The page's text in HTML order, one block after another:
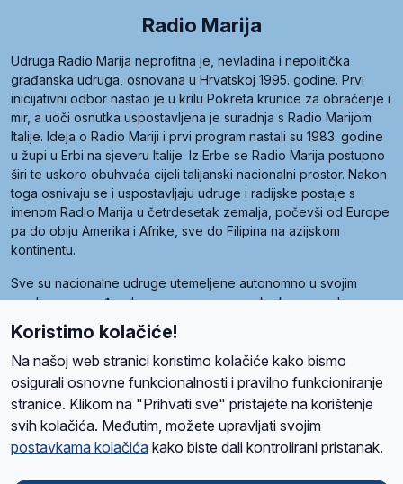
Radio Marija
Udruga Radio Marija neprofitna je, nevladina i nepolitička
građanska udruga, osnovana u Hrvatskoj 1995. godine. Prvi
inicijativni odbor nastao je u krilu Pokreta krunice za obraćenje i
mir, a uoči osnutka uspostavljena je suradnja s Radio Marijom
Italije. Ideja o Radio Mariji i prvi program nastali su 1983. godine
u župi u Erbi na sjeveru Italije. Iz Erbe se Radio Marija postupno
širi te uskoro obuhvaća cijeli talijanski nacionalni prostor. Nakon
toga osnivaju se i uspostavljaju udruge i radijske postaje s
imenom Radio Marija u četrdesetak zemalja, počevši od Europe
pa do obiju Amerika i Afrike, sve do Filipina na azijskom
kontinentu.
Sve su nacionalne udruge utemeljene autonomno u svojim
zemljama, a međusobna su povezane preko krovne udruge
pod nazivom Svjetska obitelj Radio Marije (World Family of
Radio Maria). Svjetsku obitelj utemeljilo je sedam članica, među
kojima je i hrvatska Udruga Radio Marija.
O namaRadio ProgramVolonteriPrijateljiKontaktPravila privatnosti
Koristimo kolačiće!
Na našoj web stranici koristimo kolačiće kako bismo
osigurali osnovne funkcionalnosti i pravilno funkcioniranje
stranice. Klikom na "Prihvati sve" pristajete na korištenje
svih kolačića. Međutim, možete upravljati svojim
postavkama kolačića kako biste dali kontrolirani pristanak.